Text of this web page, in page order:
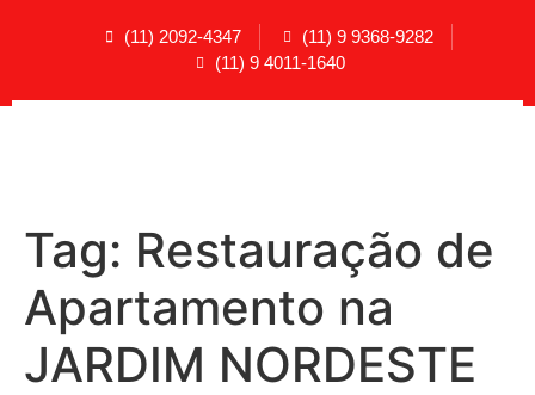
(11) 2092-4347
(11) 9 9368-9282
(11) 9 4011-1640
Tag: Restauração de
Apartamento na
JARDIM NORDESTE